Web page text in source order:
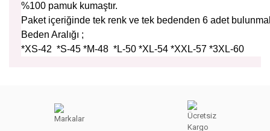
%100 pamuk kumaştır.
Paket içeriğinde tek renk ve tek bedenden 6 adet
Beden Aralığı ;
*XS-42 *S-45 *M-48 *L-50 *XL-54 *XXL-57 *3XL-60
kullanarak tarafımıza iletebilirsiniz.
Görüş ve önerileriniz için teşekkür ederiz.